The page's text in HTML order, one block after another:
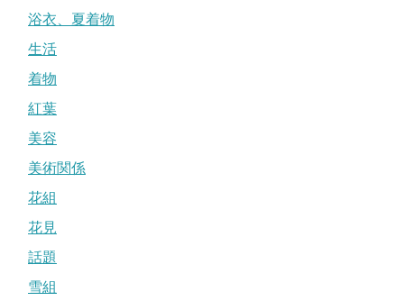
浴衣、夏着物
生活
着物
紅葉
美容
美術関係
花組
花見
話題
雪組